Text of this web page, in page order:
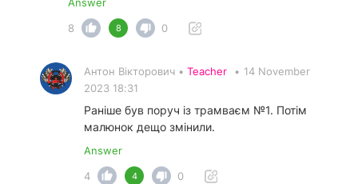
Answer
8
8 0
Антон Вікторович • Teacher • 14 November
2023 18:31
Раніше був поруч із трамваєм №1. Потім
малюнок дещо змінили.
Answer
4
4 0